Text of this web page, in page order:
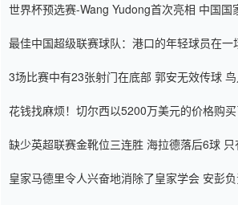
世界杯预选赛-Wang Yudong首次亮相 中国国
最佳中国超级联赛球队：港口的年轻球员在一
3场比赛中有23张射门在底部 郭安无效传球
花钱找麻烦！切尔西以5200万美元的价格购
缺少英超联赛金靴位三连胜 海拉德落后6球 只
皇家马德里令人兴奋地消除了皇家学会 安彭负